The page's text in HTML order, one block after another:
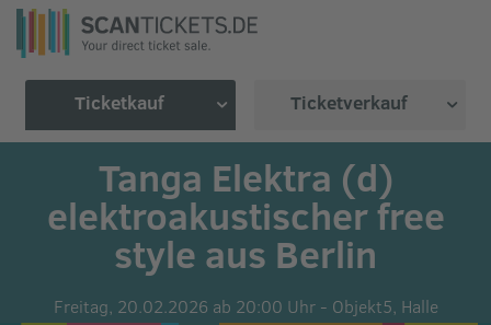
Ticketkauf Ticketverkauf
Tanga Elektra (d)
elektroakustischer free
style aus Berlin
Freitag, 20.02.2026 ab 20:00 Uhr - Objekt5, Halle